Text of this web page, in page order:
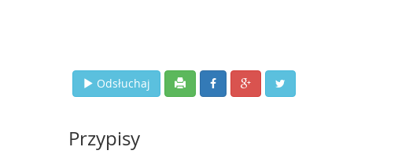
Odsłuchaj
Przypisy